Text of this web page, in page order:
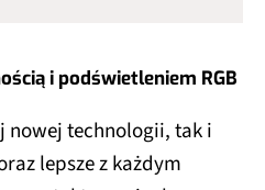
i podświetleniem RGB
nowej technologii, tak i
lepsze z każdym